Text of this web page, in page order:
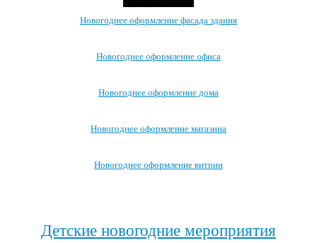
Новогоднее оформление фасада здания
Новогоднее оформление офиса
Новогоднее оформление дома
Новогоднее оформление магазина
Новогоднее оформление витрин
Детские новогодние мероприятия